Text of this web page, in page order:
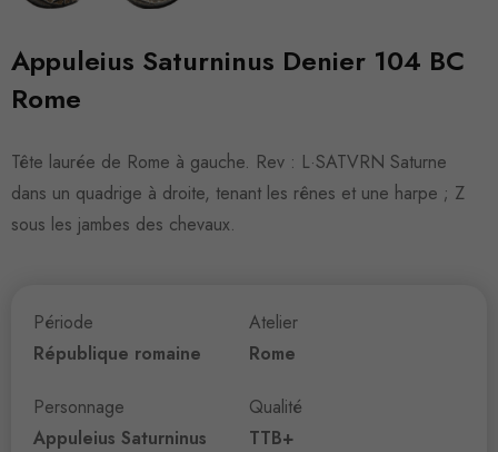
Appuleius Saturninus Denier 104 BC
Rome
Tête laurée de Rome à gauche. Rev : L·SATVRN Saturne
dans un quadrige à droite, tenant les rênes et une harpe ; Z
sous les jambes des chevaux.
Période
République romaine
Personnage
Appuleius Saturninus
Atelier
Rome
Qualité
TTB+